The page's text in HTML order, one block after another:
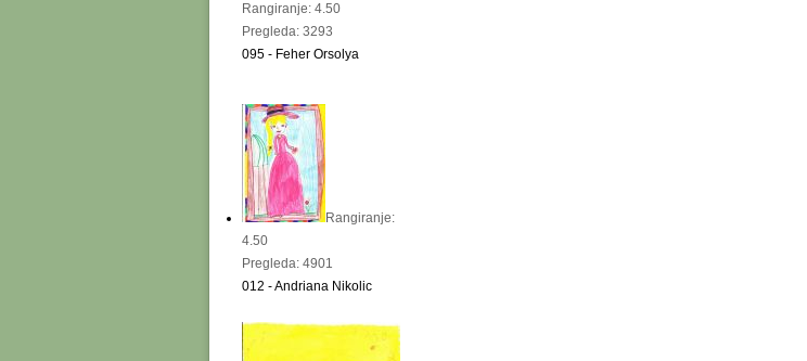
Rangiranje: 4.50
Pregleda: 3293
095 - Feher Orsolya
Rangiranje:
4.50
Pregleda: 4901
012 - Andriana Nikolic